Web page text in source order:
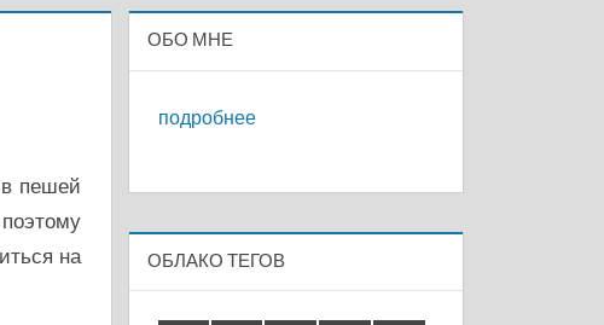
в пешей
на
ОБО МНЕ
подробнее
ОБЛАКО ТЕГОВ